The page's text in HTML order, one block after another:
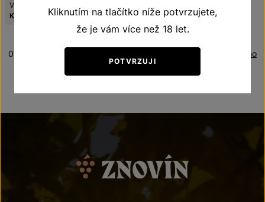
Viniční trať:
Kolby - Strossberg
Frizzante
Zrušit filtry
Oceněno
0 produktů
Kliknutím na tlačítko níže potvrzujete,
že je vám více než 18 let.
POTVRZUJI